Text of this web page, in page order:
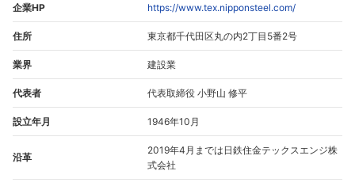
企業HP https://www.tex.nipponsteel.com/
住所 東京都千代田区丸の内2丁目5番2号
業界 建設業
代表者 代表取締役 小野山 修平
設立年月 1946年10月
沿革
2019年4月までは日鉄住金テックスエンジ株
式会社